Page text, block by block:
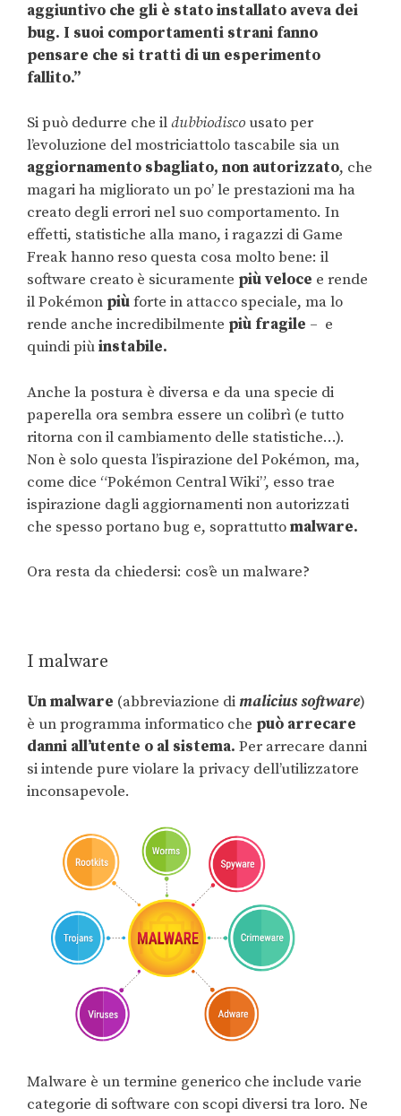
aggiuntivo che gli è stato installato aveva dei
bug. I suoi comportamenti strani fanno
pensare che si tratti di un esperimento
fallito.”
Si può dedurre che ildubbiodisco usato per
l’evoluzione del mostriciattolo tascabile sia un
aggiornamento sbagliato, non autorizzato, che
magari ha migliorato un po’ le prestazioni ma ha
creato degli errori nel suo comportamento. In
effetti, statistiche alla mano, i ragazzi di Game
Freak hanno reso questa cosa molto bene: il
software creato è sicuramente più veloce e rende
il Pokémon piùforte in attacco speciale, ma lo
rende anche incredibilmente più fragile – e
quindi piùinstabile.
Anche la postura è diversa e da una specie di
paperella ora sembra essere un colibrì (e tutto
ritorna con il cambiamento delle statistiche…).
Non è solo questa l’ispirazione del Pokémon, ma,
come dice “Pokémon Central Wiki”, esso trae
ispirazione dagli aggiornamenti non autorizzati
che spesso portano bug e, soprattuttomalware.
Ora resta da chiedersi: cos’è un malware?
I malware
Un malware (abbreviazione di malicius software)
è un programma informatico che può arrecare
danni all’utente o al sistema. Per arrecare danni
si intende pure violare la privacy dell’utilizzatore
inconsapevole.
Malware è un termine generico che include varie
categorie di software con scopi diversi tra loro. Ne